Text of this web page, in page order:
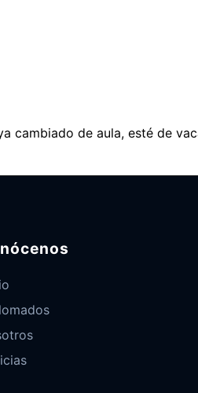
cambiado de aula, esté de